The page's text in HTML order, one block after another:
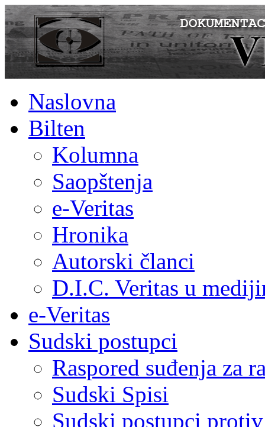
Naslovna
Bilten
Kolumna
Saopštenja
e-Veritas
Hronika
Autorski članci
D.I.C. Veritas u
e-Veritas
Sudski postupci
Raspored suđenja za
Sudski Spisi
Sudski postupci